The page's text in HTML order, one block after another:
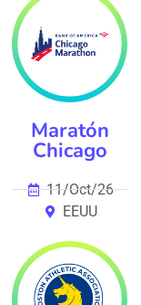
Maratón
Chicago
11/Oct/26
EEUU